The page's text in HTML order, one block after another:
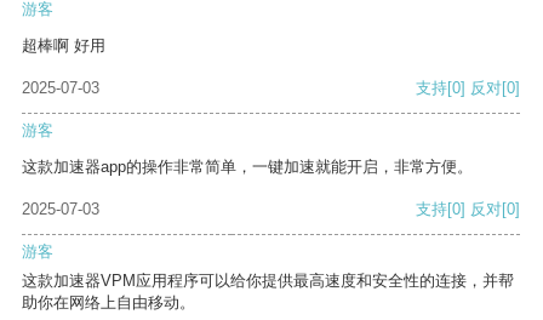
游客
超棒啊 好用
2025-07-03 支持[0] 反对[0]
游客
这款加速器app的操作非常简单，一键加速就能开启，非常方便。
2025-07-03 支持[0] 反对[0]
游客
这款加速器VPM应用程序可以给你提供最高速度和安全性的连接，并帮
助你在网络上自由移动。